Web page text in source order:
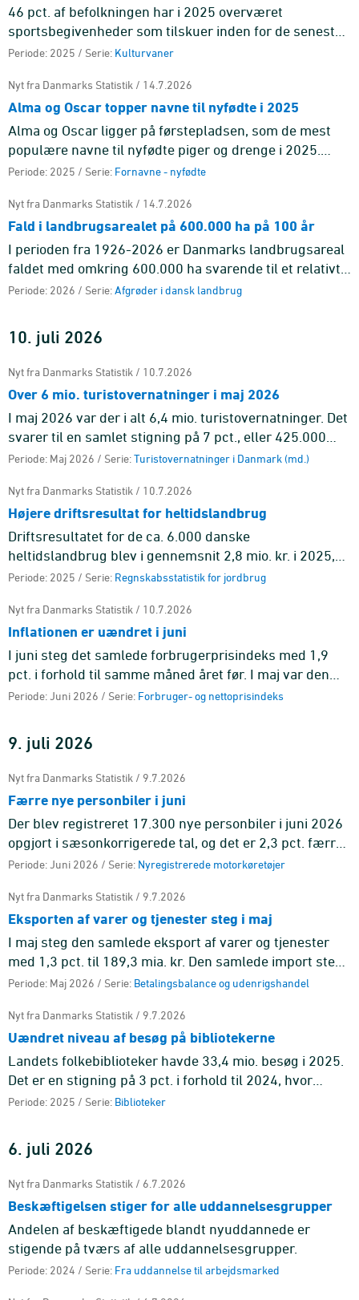
46 pct. af befolkningen har i 2025 overværet
sportsbegivenheder som tilskuer inden for de seneste
12 måneder. De yngste er oftest på stadion. 18 pct.
Periode: 2025 / Serie: Kulturvaner
Nyt fra Danmarks Statistik / 14.7.2026
Alma og Oscar topper navne til nyfødte i 2025
Alma og Oscar ligger på førstepladsen, som de mest
populære navne til nyfødte piger og drenge i 2025.
Begge navne har været på førstepladsen før.
Periode: 2025 / Serie: Fornavne - nyfødte
Nyt fra Danmarks Statistik / 14.7.2026
Fald i landbrugsarealet på 600.000 ha på 100 år
I perioden fra 1926-2026 er Danmarks landbrugsareal
faldet med omkring 600.000 ha svarende til et relativt
fald på 19 pct. Landbrugsarealet toppede i 1938 med
Periode: 2026 / Serie:Afgrøder i dansk landbrug
10. juli 2026
Nyt fra Danmarks Statistik / 10.7.2026
Over 6 mio. turistovernatninger i maj 2026
I maj 2026 var der i alt 6,4 mio. turistovernatninger. Det
svarer til en samlet stigning på 7 pct., eller 425.000
flere overnatninger end i maj 2025. Overnatninger på
Periode: Maj 2026 / Serie:Turistovernatninger i Danmark (md.)
Nyt fra Danmarks Statistik / 10.7.2026
Højere driftsresultat for heltidslandbrug
Driftsresultatet for de ca. 6.000 danske
heltidslandbrug blev i gennemsnit 2,8 mio. kr. i 2025,
hvilket var 1,3 mio. kr. mere end i 2024. Resultatet er en
Periode: 2025 / Serie: Regnskabsstatistik for jordbrug
Nyt fra Danmarks Statistik / 10.7.2026
Inflationen er uændret i juni
I juni steg det samlede forbrugerprisindeks med 1,9
pct. i forhold til samme måned året før. I maj var den
tilsvarende stigning ligeledes 1,9 pct. Det er
Periode: Juni 2026 / Serie: Forbruger- og nettoprisindeks
9. juli 2026
Nyt fra Danmarks Statistik / 9.7.2026
Færre nye personbiler i juni
Der blev registreret 17.300 nye personbiler i juni 2026
opgjort i sæsonkorrigerede tal, og det er 2,3 pct. færre
end i maj.
Periode: Juni 2026 / Serie: Nyregistrerede motorkøretøjer
Nyt fra Danmarks Statistik / 9.7.2026
Eksporten af varer og tjenester steg i maj
I maj steg den samlede eksport af varer og tjenester
med 1,3 pct. til 189,3 mia. kr. Den samlede import steg
med 1,8 pct. til 160,4 mia. kr.
Periode: Maj 2026 / Serie: Betalingsbalance og udenrigshandel
Nyt fra Danmarks Statistik / 9.7.2026
Uændret niveau af besøg på bibliotekerne
Landets folkebiblioteker havde 33,4 mio. besøg i 2025.
Det er en stigning på 3 pct. i forhold til 2024, hvor
folkebibliotekerne havde 32,5 mio. besøg.
Periode: 2025 / Serie: Biblioteker
6. juli 2026
Nyt fra Danmarks Statistik / 6.7.2026
Beskæftigelsen stiger for alle uddannelsesgrupper
Andelen af beskæftigede blandt nyuddannede er
stigende på tværs af alle uddannelsesgrupper.
Periode: 2024 / Serie: Fra uddannelse til arbejdsmarked